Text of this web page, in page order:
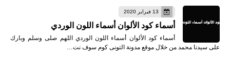
13 فبراير 2020
أسماء كود الألوان أسماء اللون الوردي
أسماء كود الألوان أسماء اللون الوردي اللهم صلى وسلم وبارك
على سيدنا محمد من خلال موقع مدونة التونى كوم سوف نت…